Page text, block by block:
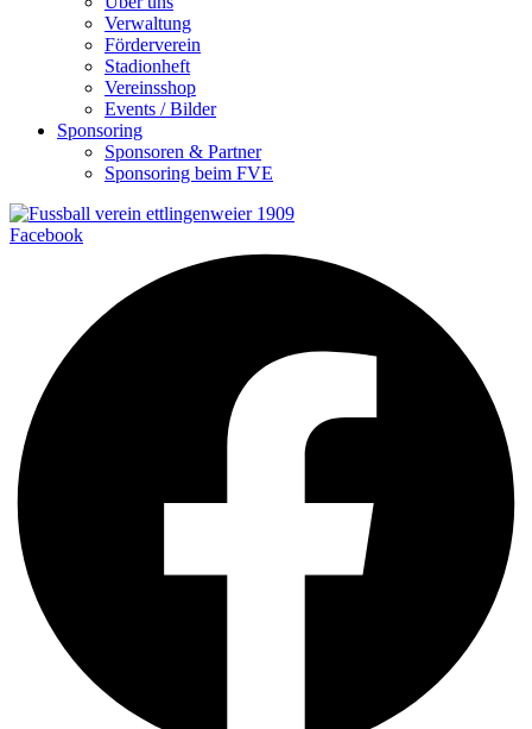
Verwaltung
Förderverein
Stadionheft
Vereinsshop
Events / Bilder
Sponsoring
Sponsoren & Partner
Sponsoring beim FVE
Facebook